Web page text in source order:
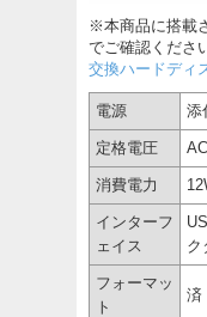
※本商品に搭載
でご確認くださ
交換ハードディ
電源 添
定格電圧
消費電力
インターフ
ェイス
ク
フォーマッ
ト
済